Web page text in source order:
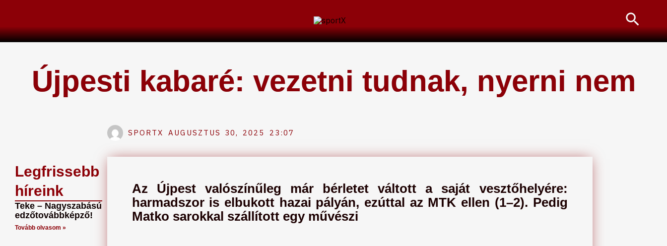
content
Újpesti kabaré: vezetni tudnak, nyerni nem
SPORTX AUGUSZTUS 30, 2025 23:07
Legfrissebb
híreink
Teke – Nagyszabású
edzőtovábbképző!
Tovább olvasom »
Az Újpest valószínűleg már bérletet váltott a saját vesztőhelyére:
harmadszor is elbukott hazai pályán, ezúttal az MTK ellen (1–2). Pedig
Matko sarokkal szállított egy művészi